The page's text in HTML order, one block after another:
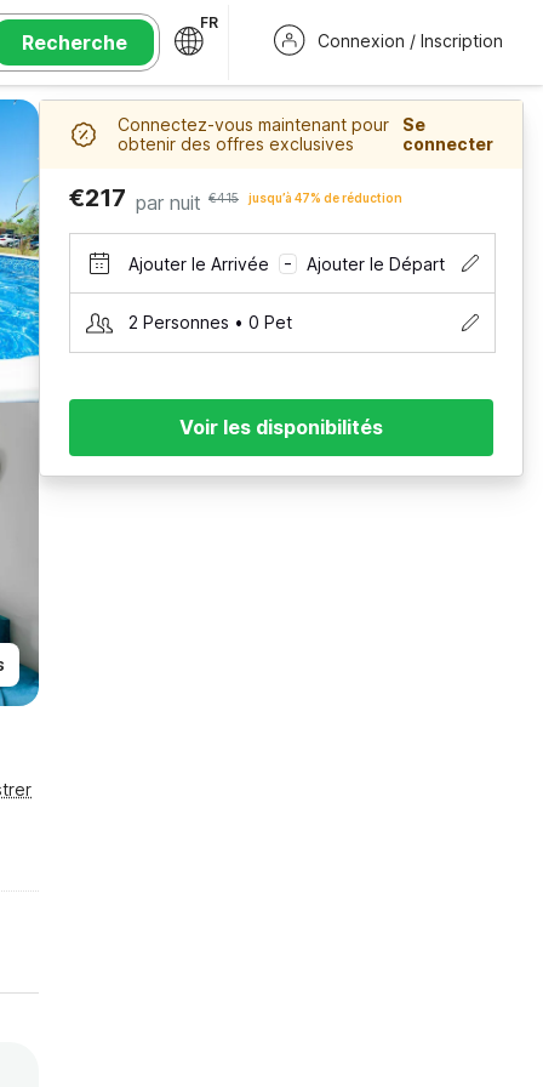
Recherche
FR
Connexion / Inscription
Connectez-vous maintenant pour
obtenir des offres exclusives
Se
connecter
€217 par nuit €415 jusqu’à 47% de réduction
Ajouter le Arrivée – Ajouter le Départ
2 Personnes • 0 Pet
Voir les disponibilités